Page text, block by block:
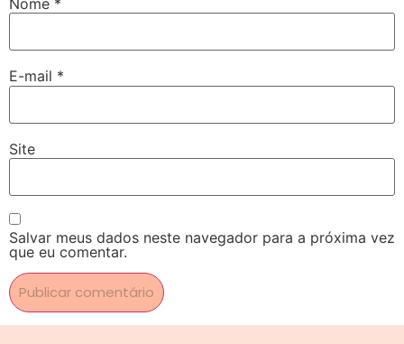
E-mail *
Site
Salvar meus dados neste navegador para a próxima vez
que eu comentar.